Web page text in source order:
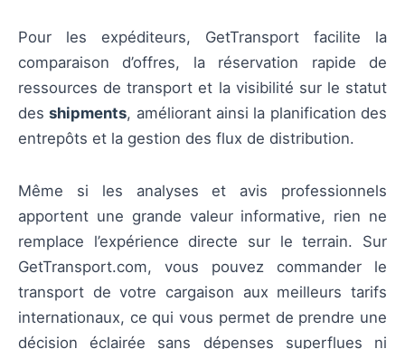
Pour les expéditeurs, GetTransport facilite la
comparaison d’offres, la réservation rapide de
ressources de transport et la visibilité sur le statut
desshipments, améliorant ainsi la planification des
entrepôts et la gestion des flux de distribution.
Même si les analyses et avis professionnels
apportent une grande valeur informative, rien ne
remplace l’expérience directe sur le terrain. Sur
GetTransport.com, vous pouvez commander le
transport de votre cargaison aux meilleurs tarifs
internationaux, ce qui vous permet de prendre une
décision éclairée sans dépenses superflues ni